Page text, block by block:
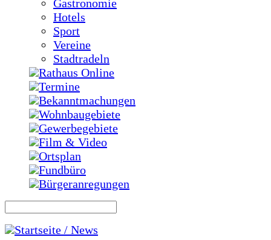
Gastronomie
Hotels
Sport
Vereine
Stadtradeln
Rathaus Online
Termine
Bekanntmachungen
Wohnbaugebiete
Gewerbegebiete
Film & Video
Ortsplan
Fundbüro
Bürgeranregungen
Startseite / News